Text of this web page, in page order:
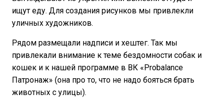
ищут еду. Для создания рисунков мы привлекли
уличных художников.
Рядом размещали надписи и хештег. Так мы
привлекали внимание к теме бездомности собак и
кошек и к нашей программе в ВК «Probalance
Патронаж» (она про то, что не надо бояться брать
животных с улицы).